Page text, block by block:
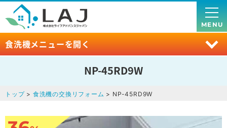
食洗機メニューを開く
MENU
NP-45RD9W
トップ> 食洗機の交換リフォーム > NP-45RD9W